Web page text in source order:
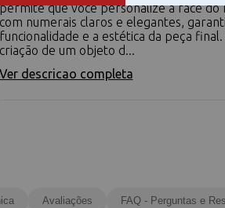
que você personalize a face do
com numerais claros e elegantes,
funcionalidade e a estética da peça final.
criação de um objeto d...
Ver descricao completa
Avaliações FAQ - Perguntas e